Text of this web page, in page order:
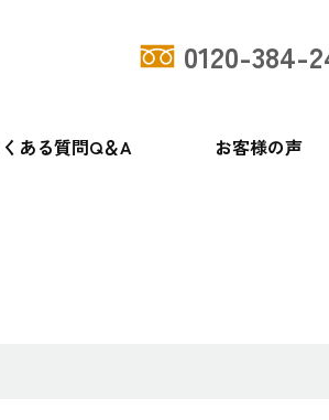
0120-384-
ある質問Q＆A お客様の声